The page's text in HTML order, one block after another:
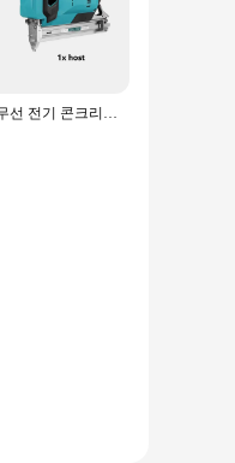
브러시리스 무선 전기 콘크리트 네일 건 스테이플러, 타정기 목공, 마키타 18V 배터리용 충전식 손톱 2 세트, F30